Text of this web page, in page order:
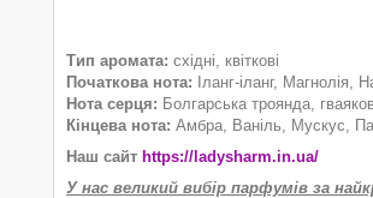
Тип аромата: східні, квіткові
Початкова нота: Іланг-іланг,
Нота серця: Болгарська троянда,
Кінцева нота: Амбра, Ваніль, Мускус,
Наш сайт https://ladysharm.in.ua/
У нас великий вибір парфумів за